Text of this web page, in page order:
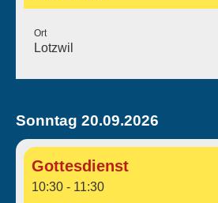
Ort
Lotzwil
Sonntag 20.09.2026
Gottesdienst
10:30 - 11:30